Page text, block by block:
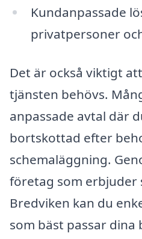
Kundanpassade
privatpersoner
Det är också viktigt
tjänsten behövs.
anpassade avtal där
bortskottad efter
schemaläggning.
företag som erbjuder
Bredviken kan du
som bäst passar dina